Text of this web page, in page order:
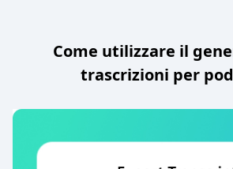
Come utilizzare il
trascrizioni per